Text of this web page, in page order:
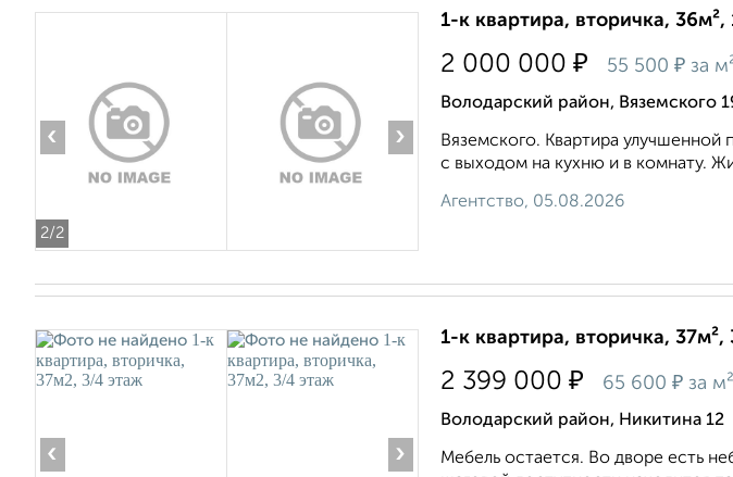
2/2
‹ ›
1-к квартира, вторичка,
2 000 000 ₽ 55 500 ₽ за
Володарский район, Вяземского
Вяземского. Квартира улучшенной
с выходом на кухню и в комнату.
Агентство, 05.08.2026
‹ ›
1-к квартира, вторичка,
2 399 000 ₽ 65 600 ₽ за м²
Володарский район, Никитина 12
Мебель остается. Во дворе есть